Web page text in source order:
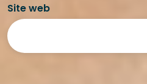
Site web